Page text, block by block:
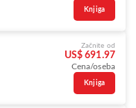
Knjiga
Začnite od
US$ 691.97
Cena/oseba
Knjiga